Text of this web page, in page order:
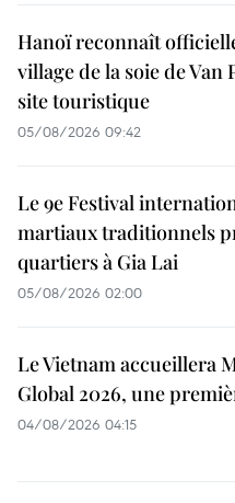
Hanoï reconnaît
village de la soie de Van
site touristique
05/08/2026 09:42
Le 9e Festival
martiaux traditionnels
quartiers à Gia Lai
05/08/2026 02:00
Le Vietnam accueillera
Global 2026, une
04/08/2026 04:15